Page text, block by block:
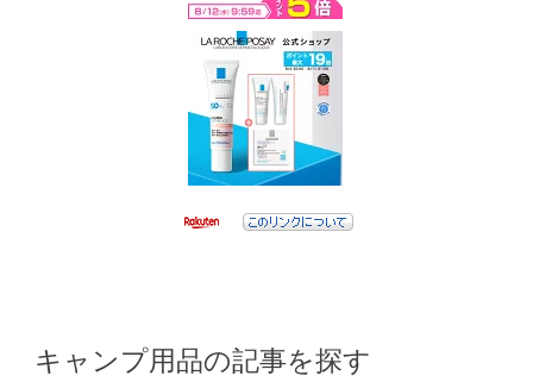
キャンプ用品の記事を探す